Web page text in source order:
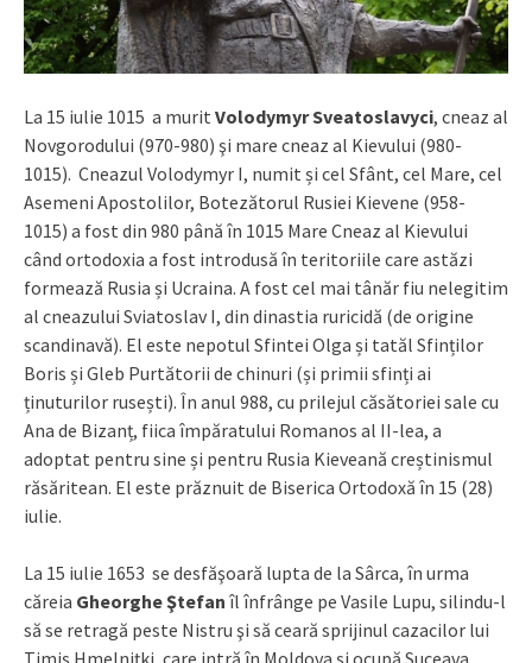
La 15 iulie 1015 a murit Volodymyr Sveatoslavyci, cneaz al
Novgorodului (970-980) şi mare cneaz al Kievului (980-
1015). Cneazul Volodymyr I, numit și cel Sfânt, cel Mare, cel
Asemeni Apostolilor, Botezătorul Rusiei Kievene (958-
1015) a fost din 980 până în 1015 Mare Cneaz al Kievului
când ortodoxia a fost introdusă în teritoriile care astăzi
formează Rusia și Ucraina. A fost cel mai tânăr fiu nelegitim
al cneazului Sviatoslav I, din dinastia ruricidă (de origine
scandinavă). El este nepotul Sfintei Olga și tatăl Sfinților
Boris și Gleb Purtătorii de chinuri (și primii sfinți ai
ținuturilor rusești). În anul 988, cu prilejul căsătoriei sale cu
Ana de Bizanț, fiica împăratului Romanos al II-lea, a
adoptat pentru sine și pentru Rusia Kieveană creștinismul
răsăritean. El este prăznuit de Biserica Ortodoxă în 15 (28)
iulie.
La 15 iulie 1653 se desfăşoară lupta de la Sârca, în urma
căreia Gheorghe Ştefan îl înfrânge pe Vasile Lupu, silindu-l
să se retragă peste Nistru şi să ceară sprijinul cazacilor lui